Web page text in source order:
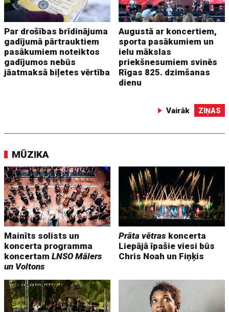
Par drošības brīdinājuma
gadījumā pārtrauktiem
pasākumiem noteiktos
gadījumos nebūs
jāatmaksā biļetes vērtība
Augustā ar koncertiem,
sporta pasākumiem un
ielu mākslas
priekšnesumiem svinēs
Rīgas 825. dzimšanas
dienu
Vairāk ZIŅAS
MŪZIKA
Mainīts solists un
koncerta programma
koncertamLNSO Mālers
un Voltons
Prāta vētras koncerta
Liepājā īpašie viesi būs
Chris Noah un Fiņķis